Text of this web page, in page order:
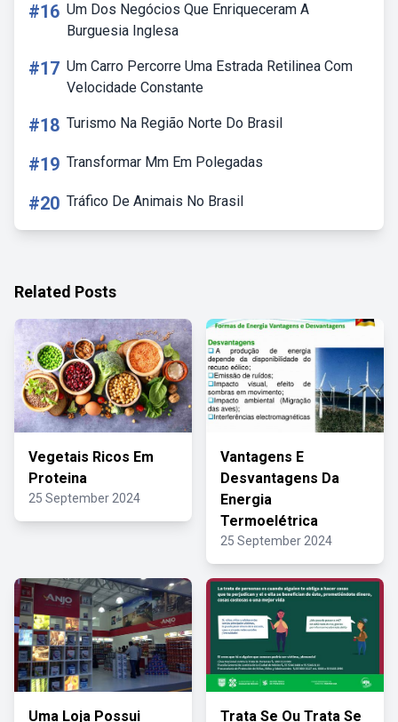
#16 Um Dos Negócios Que Enriqueceram A
Burguesia Inglesa
#17 Um Carro Percorre Uma Estrada Retilinea Com
Velocidade Constante
#18 Turismo Na Região Norte Do Brasil
#19 Transformar Mm Em Polegadas
#20 Tráfico De Animais No Brasil
Related Posts
Vegetais Ricos Em
Proteina
25 September 2024
Vantagens E
Desvantagens Da
Energia
Termoelétrica
25 September 2024
Uma Loja Possui Trata Se Ou Trata Se